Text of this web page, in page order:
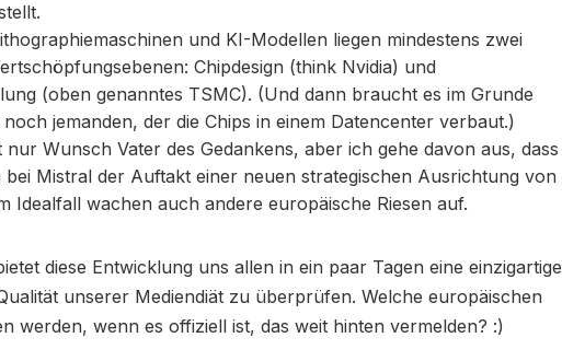
und KI-Modellen liegen mindestens zwei
Chipdesign (think Nvidia) und
(oben genanntes TSMC). (Und dann braucht es im Grunde
noch jemanden, der die Chips in einem Datencenter verbaut.)
nur Wunsch Vater des Gedankens, aber ich gehe davon aus, dass
bei Mistral der Auftakt einer neuen strategischen Ausrichtung von
Idealfall wachen auch andere europäische Riesen auf.
diese Entwicklung uns allen in ein paar Tagen eine einzigartige
unserer Mediendiät zu überprüfen. Welche europäischen
werden, wenn es offiziell ist, das weit hinten vermelden? :)